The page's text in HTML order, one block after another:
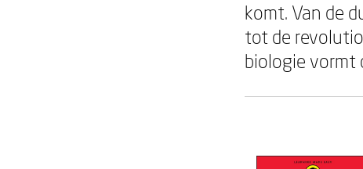
komt. Van de
tot de
biologie vormt